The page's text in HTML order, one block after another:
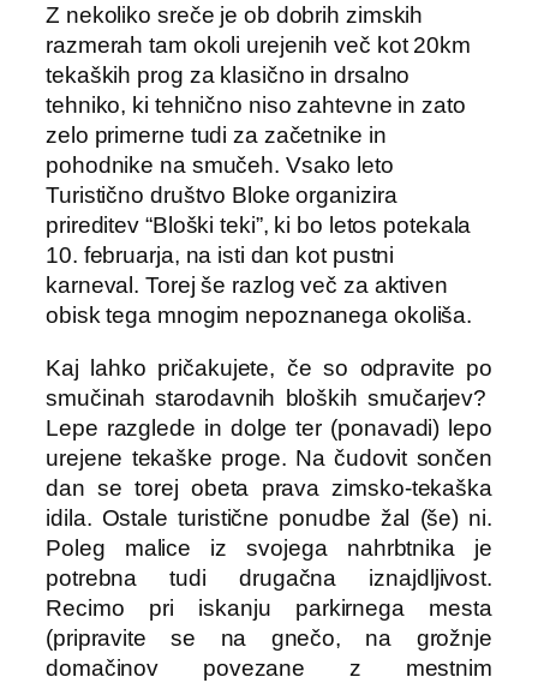
Z nekoliko sreče je ob dobrih zimskih
razmerah tam okoli urejenih več kot 20km
tekaških prog za klasično in drsalno
tehniko, ki tehnično niso zahtevne in zato
zelo primerne tudi za začetnike in
pohodnike na smučeh. Vsako leto
Turistično društvo Bloke organizira
prireditev “Bloški teki”, ki bo letos potekala
10. februarja, na isti dan kot pustni
karneval. Torej še razlog več za aktiven
obisk tega mnogim nepoznanega okoliša.
Kaj lahko pričakujete, če so odpravite po
smučinah starodavnih bloških smučarjev?
Lepe razglede in dolge ter (ponavadi) lepo
urejene tekaške proge. Na čudovit sončen
dan se torej obeta prava zimsko-tekaška
idila. Ostale turistične ponudbe žal (še) ni.
Poleg malice iz svojega nahrbtnika je
potrebna tudi drugačna iznajdljivost.
Recimo pri iskanju parkirnega mesta
(pripravite se na gnečo, na grožnje
domačinov povezane z mestnim